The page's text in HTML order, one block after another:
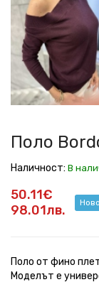
One
One
One
One
One
Поло
Наличност: В
50.11€
98.01лв.
Ново
Поло от фино
Моделът е